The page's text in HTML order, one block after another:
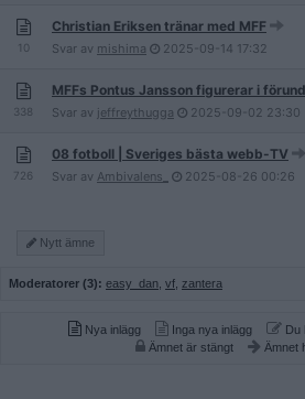
10
Christian Eriksen tränar med MFF
Svar av mishima 2025-09-14 17:32
338
MFFs Pontus Jansson figurerar i
Svar av jeffreythugga 2025-09-02 23:30
726
08 fotboll | Sveriges bästa webb-TV
Svar av Ambivalens_ 2025-08-26 00:26
Nytt ämne
Moderatorer (3): easy_dan vf zantera
Nya inlägg Inga nya inlägg
Du
Ämnet är stängt
Ämnet